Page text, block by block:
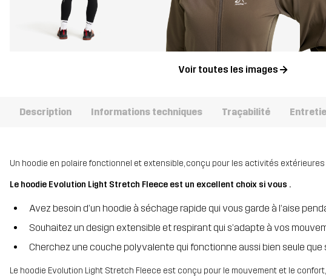
Voir toutes les images
Description Informations techniques Traçabilité
Un hoodie en polaire fonctionnel et extensible, conçu pour les activités
Le hoodie Evolution Light Stretch Fleece est un excellent choix si vous .
Avez besoin d’un hoodie à séchage rapide qui vous garde à l’aise
Souhaitez un design extensible et respirant qui s’adapte à vos
Cherchez une couche polyvalente qui fonctionne aussi bien seule que
Le hoodie Evolution Light Stretch Fleece est conçu pour le mouvement et le